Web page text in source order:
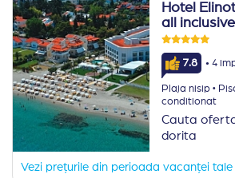
Hotel
all inclusive
7.8 · 4
Plaja nisip ·
conditionat
Cauta
dorita
Vezi prețurile din perioada vacanței tale